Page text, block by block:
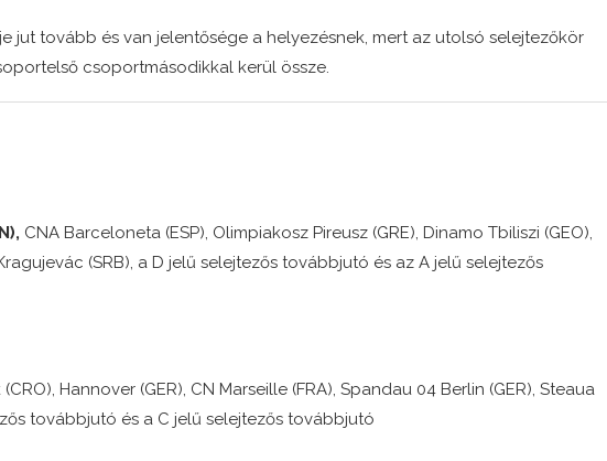
jut tovább és van jelentősége a helyezésnek, mert az utolsó selejtezőkör
csoportmásodikkal kerül össze.
CNA Barceloneta (ESP), Olimpiakosz Pireusz (GRE), Dinamo Tbiliszi (GEO),
(SRB), a D jelű selejtezős továbbjutó és az A jelű selejtezős
Hannover (GER), CN Marseille (FRA), Spandau 04 Berlin (GER), Steaua
továbbjutó és a C jelű selejtezős továbbjutó